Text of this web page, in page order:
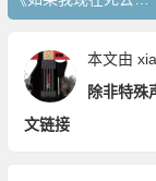
本文由
除非特殊
文链接